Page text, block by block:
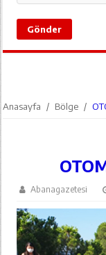
Anasayfa / Bölge /
Abanagazetesi